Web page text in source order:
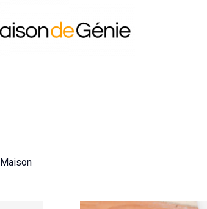
Maison